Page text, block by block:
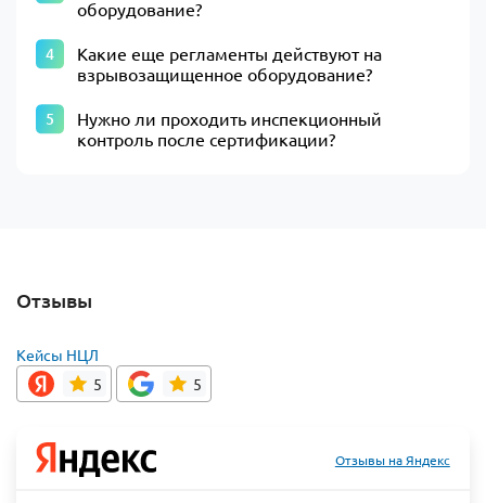
оборудование?
Какие еще регламенты действуют на
взрывозащищенное оборудование?
Нужно ли проходить инспекционный
контроль после сертификации?
Отзывы
Кейсы НЦЛ
5
5
Отзывы на Яндекс